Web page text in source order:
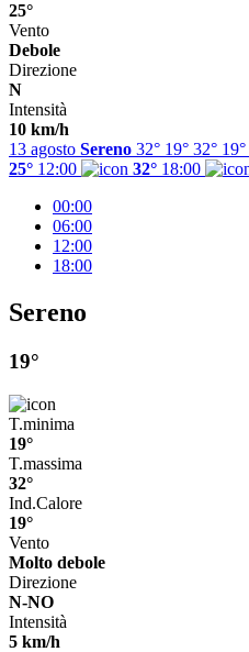
25°
Vento
Debole
Direzione
N
Intensità
10 km/h
13 agosto Sereno 32° 19° 32° 19°
25° 12:00 32° 18:00
00:00
06:00
12:00
18:00
Sereno
19°
T.minima
19°
T.massima
32°
Ind.Calore
19°
Vento
Molto debole
Direzione
N-NO
Intensità
5 km/h